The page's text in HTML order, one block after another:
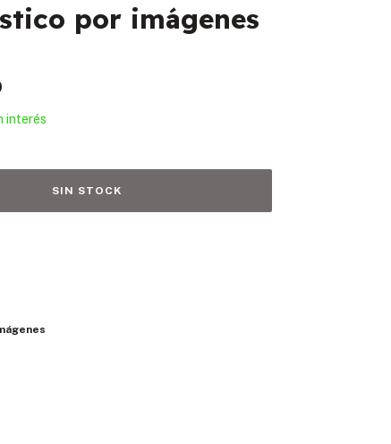
por imágenes
interés